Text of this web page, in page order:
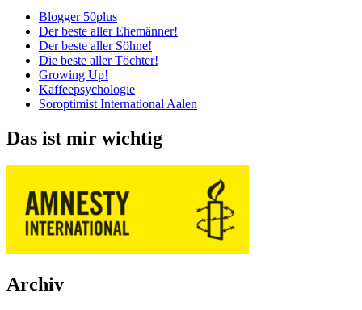
Blogger 50plus
Der beste aller Ehemänner!
Der beste aller Söhne!
Die beste aller Töchter!
Growing Up!
Kaffeepsychologie
Soroptimist International Aalen
Das ist mir wichtig
Archiv